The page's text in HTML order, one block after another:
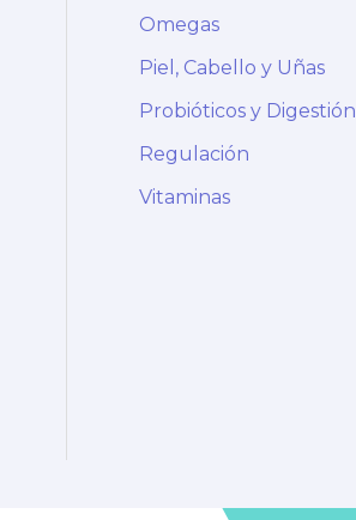
Omegas
Piel, Cabello y Uñas
Probióticos y Digestión
Regulación
Vitaminas